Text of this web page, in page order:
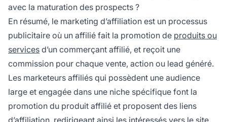
avec la maturation des prospects ?
En résumé, le marketing d’affiliation est un processus
publicitaire où un affilié fait la promotion de produits ou
services d’un commerçant affilié, et reçoit une
commission pour chaque vente, action ou lead généré.
Les marketeurs affiliés qui possèdent une audience
large et engagée dans une niche spécifique font la
promotion du produit affilié et proposent des liens